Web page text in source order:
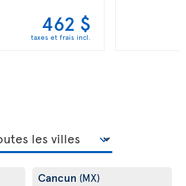
462 $
taxes et frais incl.
Cancun (MX)